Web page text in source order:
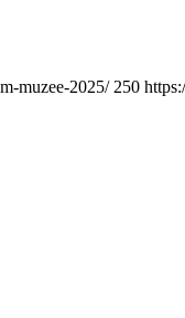
muzee-2025/ 250